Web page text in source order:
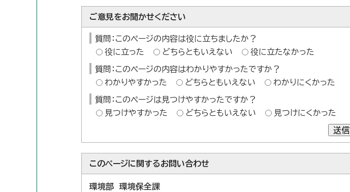
ご意見をお聞かせください
質問：このページの内容は役に立ちましたか？
役に立った
どちらともいえない 役に立たなかった
質問：このページの内容はわかりやすかったですか？
わかりやすかった
どちらともいえない わかりにくかった
質問：このページは見つけやすかったですか？
見つけやすかった
どちらともいえない 見つけにくかった
送信
このページに関するお問い合わせ
環境部 環境保全課